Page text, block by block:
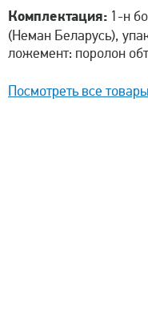
Комплектация: 1-н
(Неман Беларусь),
ложемент: поролон
Посмотреть все